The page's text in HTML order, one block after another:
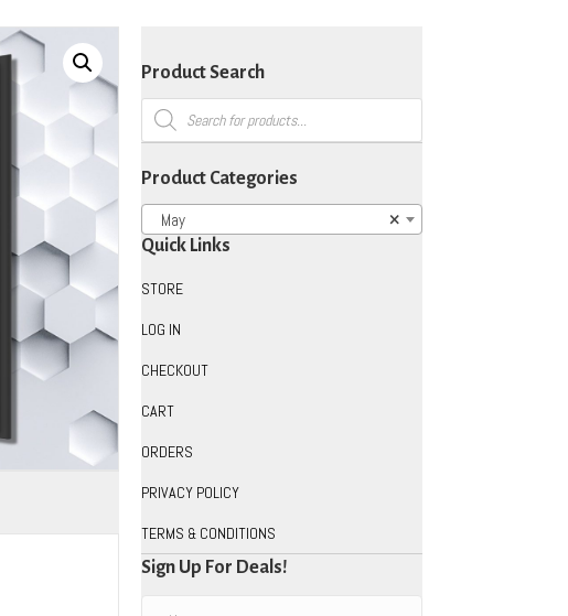
Product Search
Products
search
Product Categories
×
May
Quick Links
STORE
LOG IN
CHECKOUT
CART
ORDERS
PRIVACY POLICY
TERMS & CONDITIONS
Sign Up For Deals!